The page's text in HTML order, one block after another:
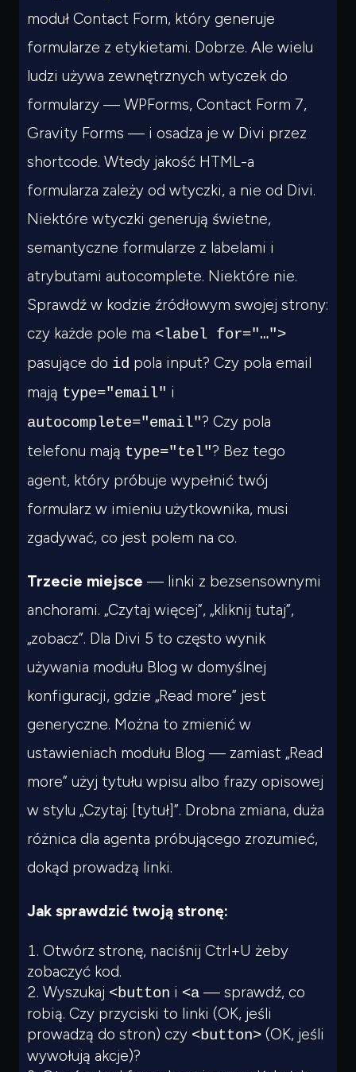
moduł Contact Form, który generuje
formularze z etykietami. Dobrze. Ale wielu
ludzi używa zewnętrznych wtyczek do
formularzy — WPForms, Contact Form 7,
Gravity Forms — i osadza je w Divi przez
shortcode. Wtedy jakość HTML-a
formularza zależy od wtyczki, a nie od Divi.
Niektóre wtyczki generują świetne,
semantyczne formularze z labelami i
atrybutami autocomplete. Niektóre nie.
Sprawdź w kodzie źródłowym swojej strony:
czy każde pole ma <label for="…">
pasujące do id pola input? Czy pola email
mają type="email" i
autocomplete="email"? Czy pola
telefonu mają type="tel"? Bez tego
agent, który próbuje wypełnić twój
formularz w imieniu użytkownika, musi
zgadywać, co jest polem na co.
Trzecie miejsce — linki z bezsensownymi
anchorami. „Czytaj więcej”, „kliknij tutaj”,
„zobacz”. Dla Divi 5 to często wynik
używania modułu Blog w domyślnej
konfiguracji, gdzie „Read more” jest
generyczne. Można to zmienić w
ustawieniach modułu Blog — zamiast „Read
more” użyj tytułu wpisu albo frazy opisowej
w stylu „Czytaj: [tytuł]”. Drobna zmiana, duża
różnica dla agenta próbującego zrozumieć,
dokąd prowadzą linki.
Jak sprawdzić twoją stronę:
Otwórz stronę, naciśnij Ctrl+U żeby
zobaczyć kod.
Wyszukaj <button i <a — sprawdź, co
robią. Czy przyciski to linki (OK, jeśli
prowadzą do stron) czy <button> (OK, jeśli
wywołują akcje)?